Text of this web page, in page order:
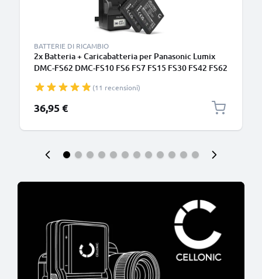
BATTERIE DI RICAMBIO
2x Batteria + Caricabatteria per Panasonic Lumix
DMC-FS62 DMC-FS10 FS6 FS7 FS15 FS30 FS42 FS62
(11 recensioni)
36,95 €